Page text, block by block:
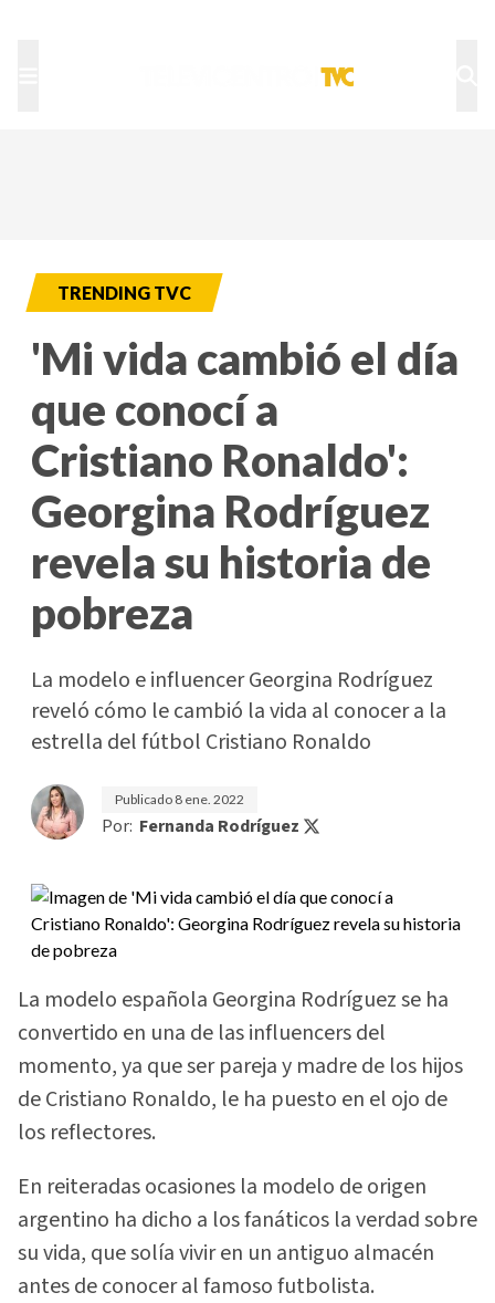
TRENDING TVC
'Mi vida cambió el día
que conocí a
Cristiano Ronaldo':
Georgina Rodríguez
revela su historia de
pobreza
La modelo e influencer Georgina Rodríguez
reveló cómo le cambió la vida al conocer a la
estrella del fútbol Cristiano Ronaldo
Publicado 8 ene. 2022
Por: Fernanda Rodríguez
La modelo española Georgina Rodríguez se ha
convertido en una de las influencers del
momento, ya que ser pareja y madre de los hijos
de Cristiano Ronaldo, le ha puesto en el ojo de
los reflectores.
En reiteradas ocasiones la modelo de origen
argentino ha dicho a los fanáticos la verdad sobre
su vida, que solía vivir en un antiguo almacén
antes de conocer al famoso futbolista.